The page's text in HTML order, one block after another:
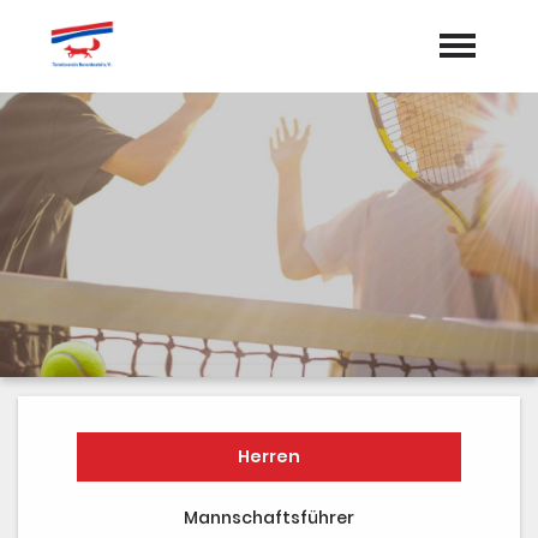
Startseite
Termine
Vorstand
Dokumente
Sponsoren
Mannschaften
Galerie
Herren
Mannschaftsführer